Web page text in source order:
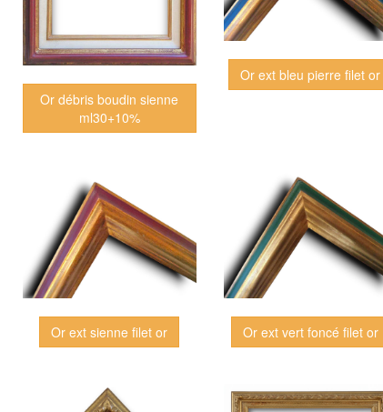
Or débris boudin sienne
ml30+10%
Or ext bleu pierre filet or
Or ext sienne filet or Or ext vert foncé filet or